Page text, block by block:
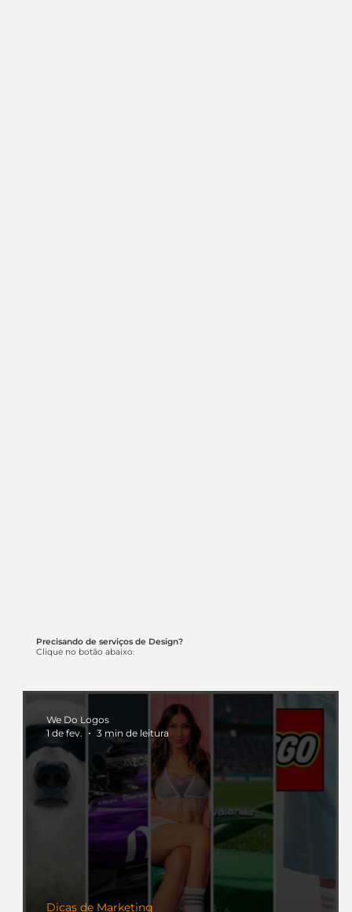
Precisando de serviços de Design?
Clique no botão abaixo:
Dicas de Marketing
We Do Logos
1 de fev.
3 min de leitura